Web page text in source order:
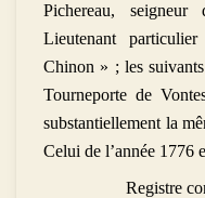
Pichereau,
Lieutenant
Chinon » ; les
Tourneporte de
substantiellement la
Celui de l’année 1776
Registre